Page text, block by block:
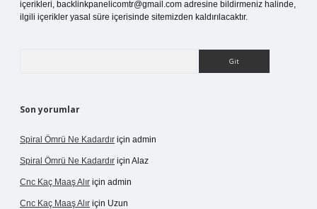
içerikleri, backlinkpanelicomtr@gmail.com adresine bildirmeniz halinde,
ilgili içerikler yasal süre içerisinde sitemizden kaldırılacaktır.
Son yorumlar
Spiral Ömrü Ne Kadardır için admin
Spiral Ömrü Ne Kadardır için Alaz
Cnc Kaç Maaş Alır için admin
Cnc Kaç Maaş Alır için Uzun